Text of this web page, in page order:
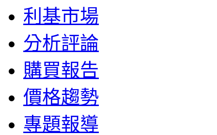
利基市場
分析評論
購買報告
價格趨勢
專題報導